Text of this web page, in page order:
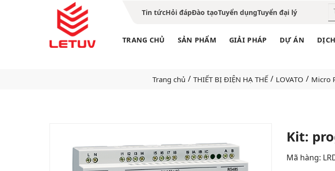
Tin tứcHỏi đápĐào tạoTuyển dụngTuyển đại lý
TRANG CHỦ SẢN PHẨM GIẢI PHÁP DỰ ÁN
Trang chủ / THIẾT BỊ ĐIỆN HẠ THẾ / LOVATO / Micro
Kit:
Mã hàng: